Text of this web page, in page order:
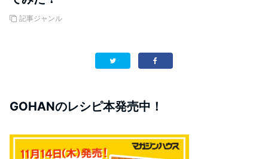
記事ジャンル
GOHANのレシピ本発売中！